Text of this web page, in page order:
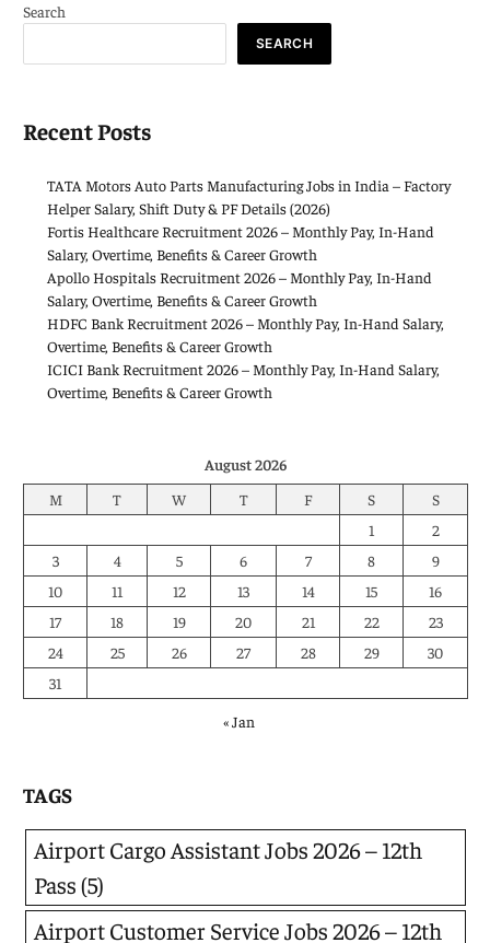
Search
SEARCH
Recent Posts
TATA Motors Auto Parts Manufacturing Jobs in India – Factory
Helper Salary, Shift Duty & PF Details (2026)
Fortis Healthcare Recruitment 2026 – Monthly Pay, In-Hand
Salary, Overtime, Benefits & Career Growth
Apollo Hospitals Recruitment 2026 – Monthly Pay, In-Hand
Salary, Overtime, Benefits & Career Growth
HDFC Bank Recruitment 2026 – Monthly Pay, In-Hand Salary,
Overtime, Benefits & Career Growth
ICICI Bank Recruitment 2026 – Monthly Pay, In-Hand Salary,
Overtime, Benefits & Career Growth
August 2026
M
T W T F S
S
1
2
3
4 5 6 7 8
9
10
11 12 13 14 15
16
17
18 19 20 21 22
23
24
25 26 27 28 29
30
31
« Jan
TAGS
Airport Cargo Assistant Jobs 2026 – 12th
Pass(5)
Airport Customer Service Jobs 2026 – 12th